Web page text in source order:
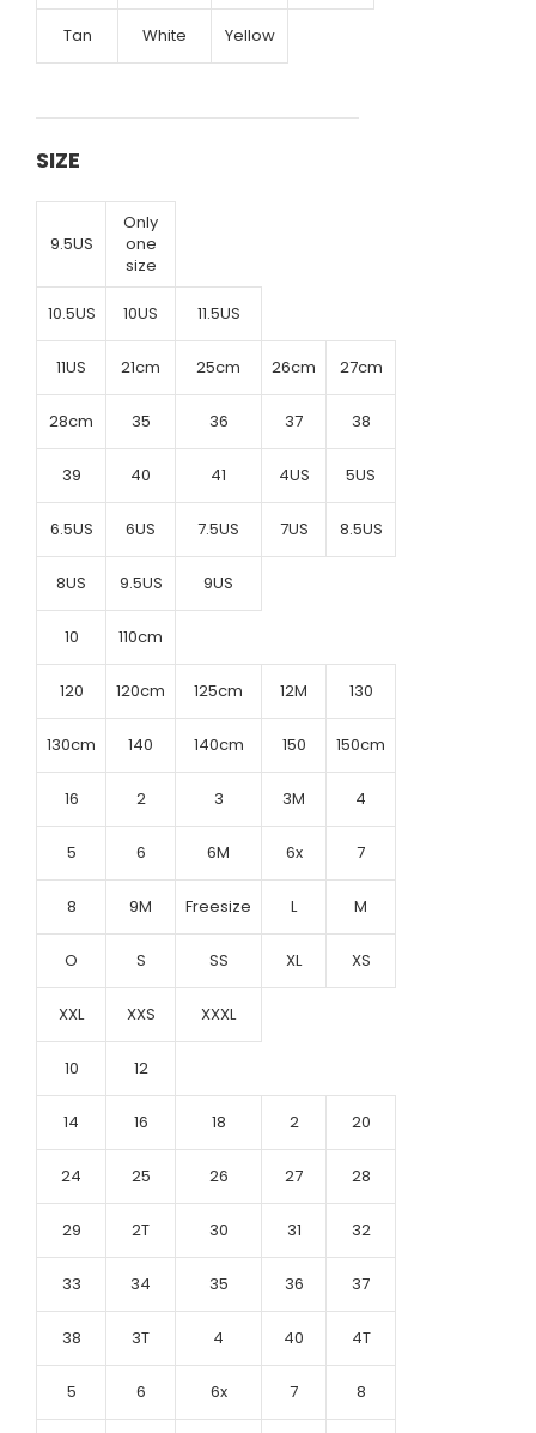
Tan White Yellow
SIZE
9.5US
Only
one
size
10.5US 10US 11.5US
11US 21cm 25cm 26cm 27cm
28cm 35 36 37 38
39 40 41 4US 5US
6.5US 6US 7.5US 7US 8.5US
8US 9.5US 9US
10 110cm
120 120cm 125cm 12M 130
130cm 140 140cm 150 150cm
16 2 3 3M 4
5 6 6M 6x 7
8 9M Freesize L M
O S SS XL XS
XXL XXS XXXL
10 12
14 16 18 2 20
24 25 26 27 28
29 2T 30 31 32
33 34 35 36 37
38 3T 4 40 4T
5 6 6x 7 8